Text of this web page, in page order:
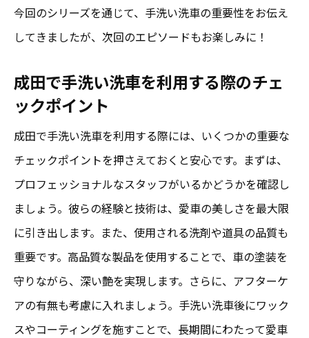
今回のシリーズを通じて、手洗い洗車の重要性をお伝え
してきましたが、次回のエピソードもお楽しみに！
成田で手洗い洗車を利用する際のチェ
ックポイント
成田で手洗い洗車を利用する際には、いくつかの重要な
チェックポイントを押さえておくと安心です。まずは、
プロフェッショナルなスタッフがいるかどうかを確認し
ましょう。彼らの経験と技術は、愛車の美しさを最大限
に引き出します。また、使用される洗剤や道具の品質も
重要です。高品質な製品を使用することで、車の塗装を
守りながら、深い艶を実現します。さらに、アフターケ
アの有無も考慮に入れましょう。手洗い洗車後にワック
スやコーティングを施すことで、長期間にわたって愛車